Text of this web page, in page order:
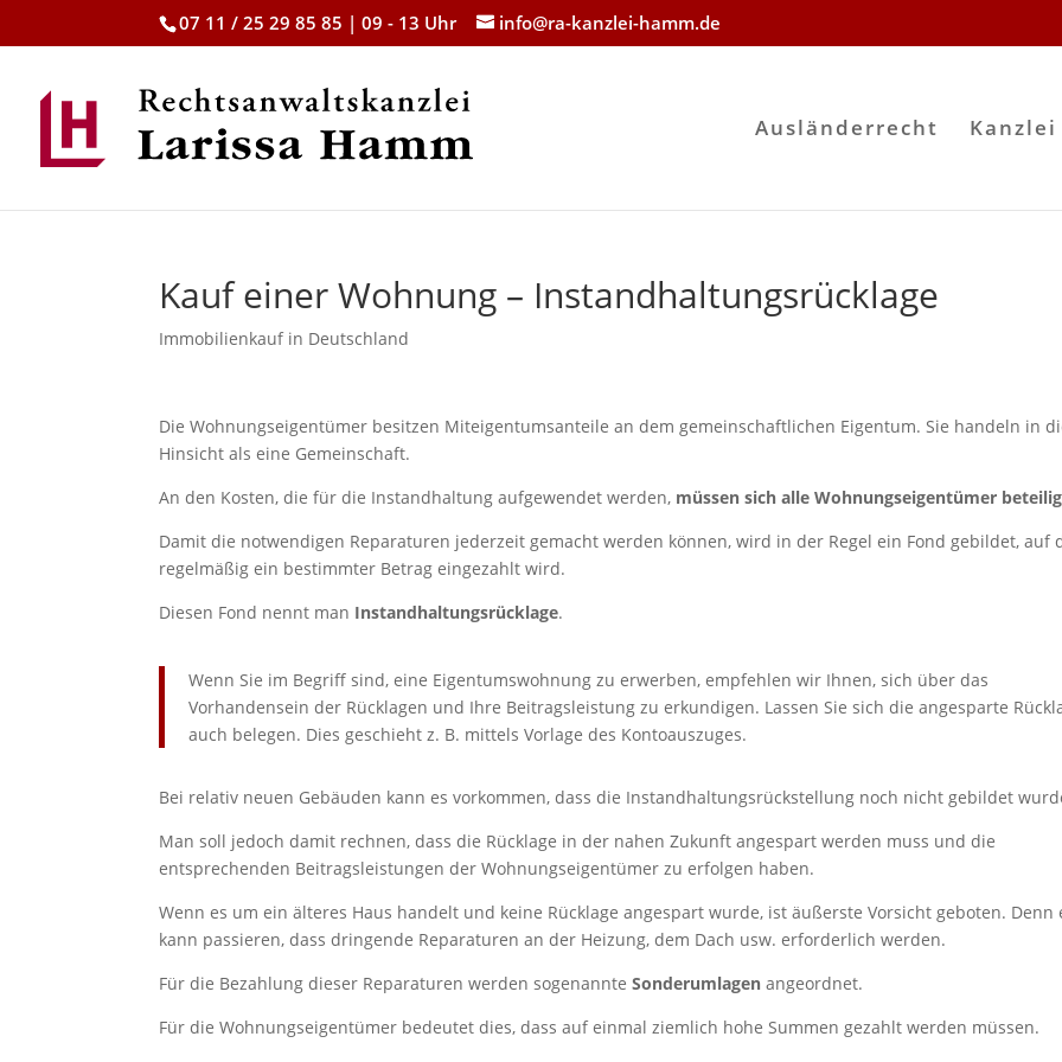
07 11 / 25 29 85 85 | 09 - 13 Uhr info@ra-kanzlei-hamm.de
Ausländerrecht Kanzlei
Kauf einer Wohnung – Instandhaltungsrücklage
Immobilienkauf in Deutschland
Die Wohnungseigentümer besitzen Miteigentumsanteile an dem gemeinschaftlichen Eigentum. Sie handeln in
Hinsicht als eine Gemeinschaft.
An den Kosten, die für die Instandhaltung aufgewendet werden, müssen sich alle Wohnungseigentümer
Damit die notwendigen Reparaturen jederzeit gemacht werden können, wird in der Regel ein Fond gebildet, auf
regelmäßig ein bestimmter Betrag eingezahlt wird.
Diesen Fond nennt man Instandhaltungsrücklage.
Wenn Sie im Begriff sind, eine Eigentumswohnung zu erwerben, empfehlen wir Ihnen, sich über das
Vorhandensein der Rücklagen und Ihre Beitragsleistung zu erkundigen. Lassen Sie sich die angesparte
auch belegen. Dies geschieht z. B. mittels Vorlage des Kontoauszuges.
Bei relativ neuen Gebäuden kann es vorkommen, dass die Instandhaltungsrückstellung noch nicht gebildet
Man soll jedoch damit rechnen, dass die Rücklage in der nahen Zukunft angespart werden muss und die
entsprechenden Beitragsleistungen der Wohnungseigentümer zu erfolgen haben.
Wenn es um ein älteres Haus handelt und keine Rücklage angespart wurde, ist äußerste Vorsicht geboten. Denn
kann passieren, dass dringende Reparaturen an der Heizung, dem Dach usw. erforderlich werden.
Für die Bezahlung dieser Reparaturen werden sogenannteSonderumlagen angeordnet.
Für die Wohnungseigentümer bedeutet dies, dass auf einmal ziemlich hohe Summen gezahlt werden müssen.